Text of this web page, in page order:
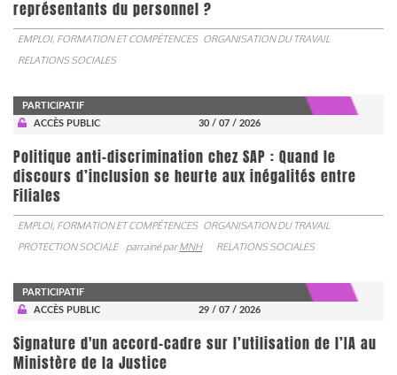
représentants du personnel ?
EMPLOI, FORMATION ET COMPÉTENCES ORGANISATION DU TRAVAIL
RELATIONS SOCIALES
PARTICIPATIF
ACCÈS PUBLIC
30 / 07 / 2026
Politique anti-discrimination chez SAP : Quand le
discours d’inclusion se heurte aux inégalités entre
Filiales
EMPLOI, FORMATION ET COMPÉTENCES ORGANISATION DU TRAVAIL
PROTECTION SOCIALE
parrainé parMNH RELATIONS SOCIALES
PARTICIPATIF
ACCÈS PUBLIC
29 / 07 / 2026
Signature d'un accord-cadre sur l’utilisation de l’IA au
Ministère de la Justice